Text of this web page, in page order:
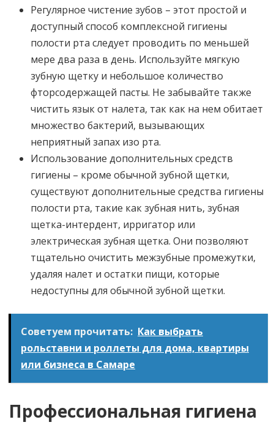
Регулярное чистение зубов – этот простой и
доступный способ комплексной гигиены
полости рта следует проводить по меньшей
мере два раза в день. Используйте мягкую
зубную щетку и небольшое количество
фторсодержащей пасты. Не забывайте также
чистить язык от налета, так как на нем обитает
множество бактерий, вызывающих
неприятный запах изо рта.
Использование дополнительных средств
гигиены – кроме обычной зубной щетки,
существуют дополнительные средства гигиены
полости рта, такие как зубная нить, зубная
щетка-интердент, ирригатор или
электрическая зубная щетка. Они позволяют
тщательно очистить межзубные промежутки,
удаляя налет и остатки пищи, которые
недоступны для обычной зубной щетки.
Советуем прочитать: Как выбрать
рольставни и роллеты для дома, квартиры
или бизнеса в Самаре
Профессиональная гигиена